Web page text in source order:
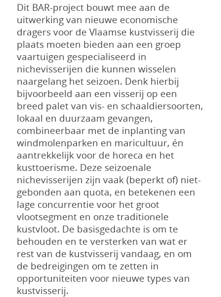
Dit BAR-project bouwt mee aan de
uitwerking van nieuwe economische
dragers voor de Vlaamse kustvisserij die
plaats moeten bieden aan een groep
vaartuigen gespecialiseerd in
nichevisserijen die kunnen wisselen
naargelang het seizoen. Denk hierbij
bijvoorbeeld aan een visserij op een
breed palet van vis- en schaaldiersoorten,
lokaal en duurzaam gevangen,
combineerbaar met de inplanting van
windmolenparken en maricultuur, én
aantrekkelijk voor de horeca en het
kusttoerisme. Deze seizoenale
nichevisserijen zijn vaak (beperkt of) niet-
gebonden aan quota, en betekenen een
lage concurrentie voor het groot
vlootsegment en onze traditionele
kustvloot. De basisgedachte is om te
behouden en te versterken van wat er
rest van de kustvisserij vandaag, en om
de bedreigingen om te zetten in
opportuniteiten voor nieuwe types van
kustvisserij.